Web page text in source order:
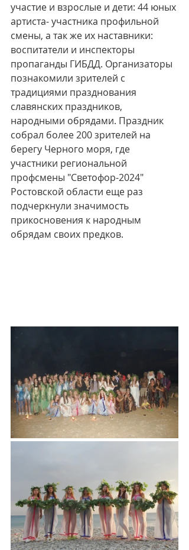
участие и взрослые и дети: 44 юных
артиста- участника профильной
смены, а так же их наставники:
воспитатели и инспекторы
пропаганды ГИБДД. Организаторы
познакомили зрителей с
традициями празднования
славянских праздников,
народными обрядами. Праздник
собрал более 200 зрителей на
берегу Черного моря, где
участники региональной
профсмены "Светофор-2024"
Ростовской области еще раз
подчеркнули значимость
прикосновения к народным
обрядам своих предков.